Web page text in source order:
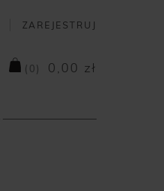
ZAREJESTRUJ
( 0 ) 0,00 zł